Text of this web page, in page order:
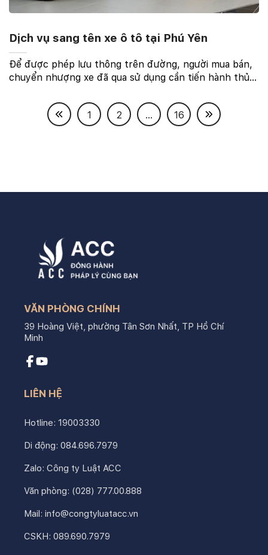
Dịch vụ sang tên xe ô tô tại Phú Yên
Để được phép lưu thông trên đường, người mua bán,
chuyển nhượng xe đã qua sử dụng cần tiến hành thủ
pháp luật. Để hiểu rõ hơn về quy định và thủ tục ...
1
2 ... 16
VĂN PHÒNG CHÍNH
39 Hoàng Việt, phường Tân Sơn Nhất, TP Hồ Chí
Minh
LIÊN HỆ
Hotline: 19003330
Di động: 084.696.7979
Zalo: Công ty Luật ACC
Văn phòng: (028) 777.00.888
Mail: info@congtyluatacc.vn
CSKH: 089.690.7979